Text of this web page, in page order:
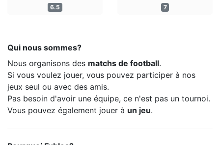
6.5 7
Qui nous sommes?
Nous organisons des matchs de football.
Si vous voulez jouer, vous pouvez participer à nos
jeux seul ou avec des amis.
Pas besoin d'avoir une équipe, ce n'est pas un tournoi.
Vous pouvez également jouer à un jeu.